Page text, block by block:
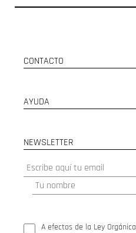
CONTACTO
AYUDA
NEWSLETTER
A efectos de la Ley Orgánica